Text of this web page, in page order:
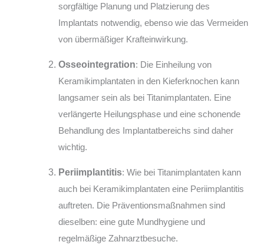
sorgfältige Planung und Platzierung des
Implantats notwendig, ebenso wie das Vermeiden
von übermäßiger Krafteinwirkung.
Osseointegration: Die Einheilung von
Keramikimplantaten in den Kieferknochen kann
langsamer sein als bei Titanimplantaten. Eine
verlängerte Heilungsphase und eine schonende
Behandlung des Implantatbereichs sind daher
wichtig.
Periimplantitis: Wie bei Titanimplantaten kann
auch bei Keramikimplantaten eine Periimplantitis
auftreten. Die Präventionsmaßnahmen sind
dieselben: eine gute Mundhygiene und
regelmäßige Zahnarztbesuche.